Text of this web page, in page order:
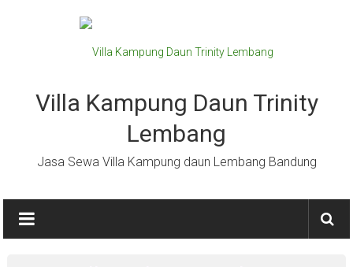
Villa Kampung Daun Trinity
Lembang
Jasa Sewa Villa Kampung daun Lembang Bandung